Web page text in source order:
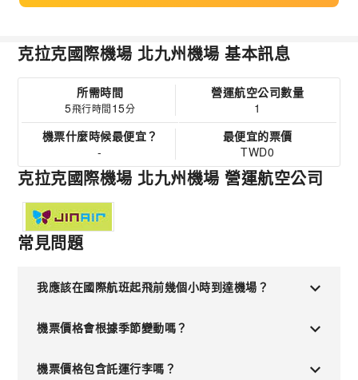
克拉克國際機場 北九州機場 基本訊息
所需時間
5飛行時間15分
營運航空公司數量
1
機票什麼時候最便宜？
-
最便宜的票價
TWD0
克拉克國際機場 北九州機場 營運航空公司
常見問題
我應該在國際航班起飛前幾個小時到達機場？
機票價格會根據季節變動嗎？
機票價格包含託運行李嗎？